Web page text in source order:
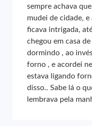
sempre achava
mudei de cidade,
ficava intrigada,
chegou em casa
dormindo , ao
forno , e acordei
estava ligando
disso.. Sabe lá o
lembrava pela